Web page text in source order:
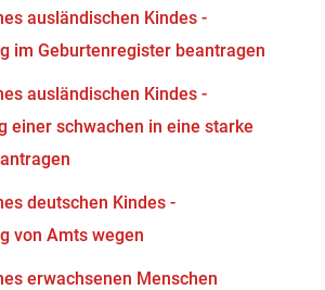
ausländischen Kindes -
im Geburtenregister beantragen
ausländischen Kindes -
einer schwachen in eine starke
deutschen Kindes -
von Amts wegen
erwachsenen Menschen